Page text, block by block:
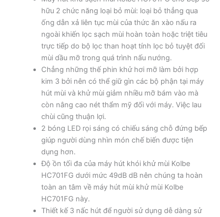
hữu 2 chức năng loại bỏ mùi: loại bỏ thẳng qua
ống dẫn xả liên tục mùi của thức ăn xào nấu ra
ngoài khiến lọc sạch mùi hoàn toàn hoặc triệt tiêu
trực tiếp do bộ lọc than hoạt tính lọc bỏ tuyệt đối
mùi dầu mỡ trong quá trình nấu nướng.
Chẳng những thế phin khử hơi mỡ làm bởi hợp
kim 3 bởi nên có thể giữ gìn các bộ phận tại máy
hút mùi và khử mùi giảm nhiều mỡ bám vào mà
còn nâng cao nét thẩm mỹ đối với máy. Việc lau
chùi cũng thuận lợi.
2 bóng LED rọi sáng có chiếu sáng chỗ đứng bếp
giúp người dùng nhìn món chế biến được tiện
dụng hơn.
Độ ồn tối đa của máy hút khói khử mùi Kolbe
HC701FG dưới mức 49dB dB nên chúng ta hoàn
toàn an tâm về máy hút mùi khử mùi Kolbe
HC701FG này.
Thiết kế 3 nấc hút để người sử dụng dễ dàng sử